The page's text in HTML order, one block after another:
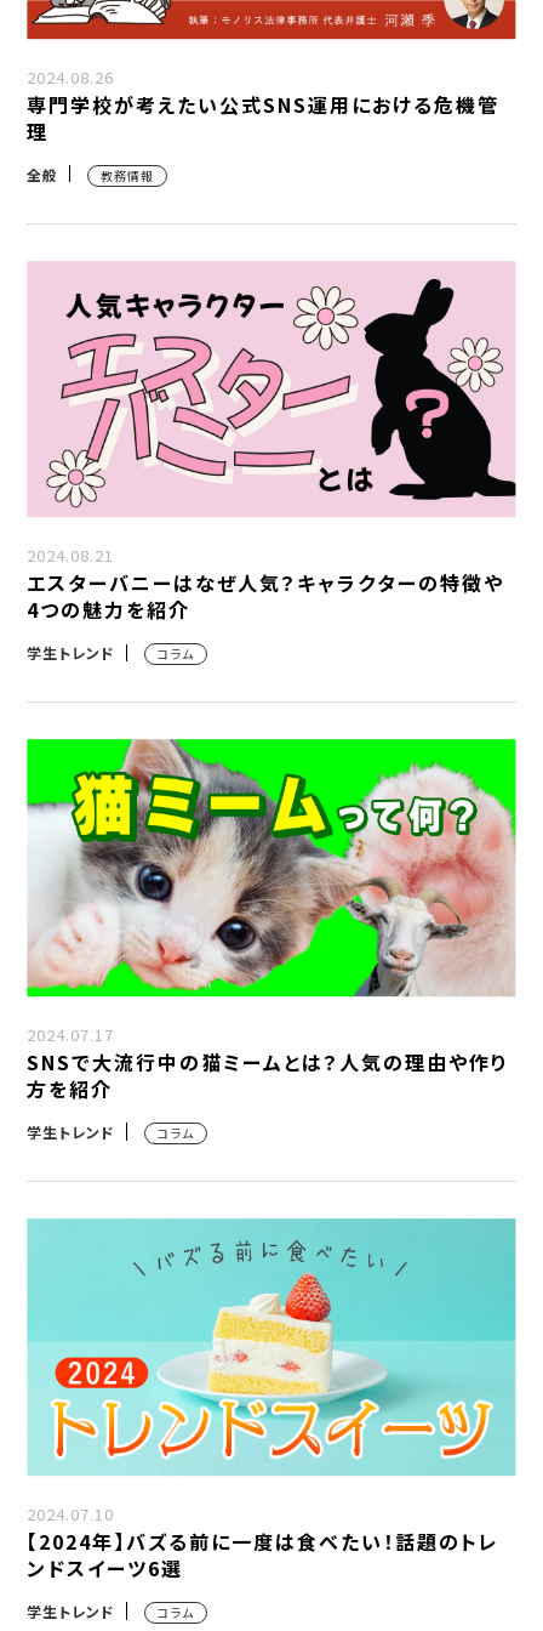
2024.08.26
専門学校が考えたい公式SNS運用における危機管
理
全般 教務情報
2024.08.21
エスターバニーはなぜ人気？キャラクターの特徴や
4つの魅力を紹介
学生トレンド コラム
2024.07.17
SNSで大流行中の猫ミームとは？人気の理由や作り
方を紹介
学生トレンド コラム
2024.07.10
【2024年】バズる前に一度は食べたい！話題のトレ
ンドスイーツ6選
学生トレンド コラム